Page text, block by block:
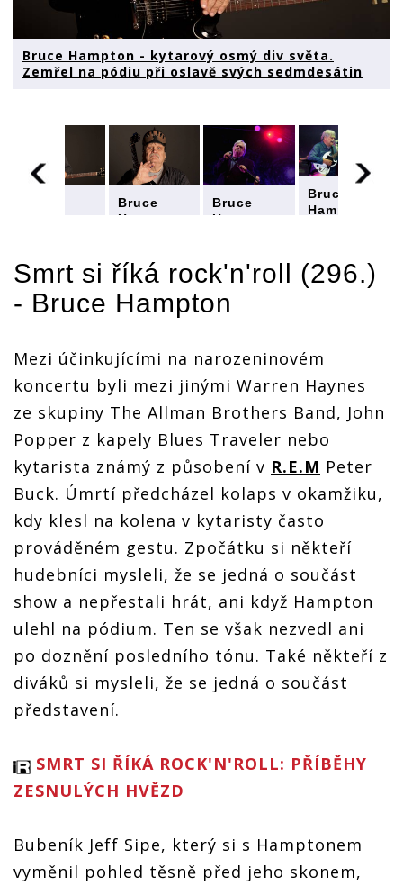
Bruce Hampton - kytarový osmý div světa.
Zemřel na pódiu při oslavě svých sedmdesátin
světa.
Zemřel na
pódiu při
oslavě
sedmdesátin
Bruce
Hampton -
světa.
Zemřel na
pódiu při
oslavě
sedmdesátin
Bruce
Hampton -
světa.
Zemřel na
pódiu při
oslavě
Bruce
Hampton -
Zemřel na
pódiu při
Smrt si říká rock'n'roll (296.)
- Bruce Hampton
Mezi účinkujícími na narozeninovém
koncertu byli mezi jinými Warren Haynes
ze skupiny The Allman Brothers Band, John
Popper z kapely Blues Traveler nebo
kytarista známý z působení v R.E.M Peter
Buck. Úmrtí předcházel kolaps v okamžiku,
kdy klesl na kolena v kytaristy často
prováděném gestu. Zpočátku si někteří
hudebníci mysleli, že se jedná o součást
show a nepřestali hrát, ani když Hampton
ulehl na pódium. Ten se však nezvedl ani
po doznění posledního tónu. Také někteří z
diváků si mysleli, že se jedná o součást
představení.
SMRT SI ŘÍKÁ ROCK'N'ROLL: PŘÍBĚHY
ZESNULÝCH HVĚZD
Bubeník Jeff Sipe, který si s Hamptonem
vyměnil pohled těsně před jeho skonem,